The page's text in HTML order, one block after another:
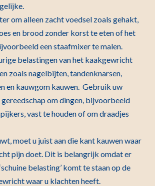
om alleen zacht voedsel zoals gehakt,
en brood zonder korst te eten of het
een staafmixer te malen.
belastingen van het kaakgewricht
zoals nagelbijten, tandenknarsen,
en kauwgom kauwen. Gebruik uw
gereedschap om dingen, bijvoorbeeld
vast te houden of om draadjes
moet u juist aan die kant kauwen waar
pijn doet. Dit is belangrijk omdat er
belasting’ komt te staan op de
waar u klachten heeft.